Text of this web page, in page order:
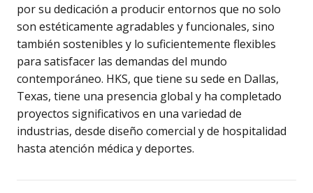
por su dedicación a producir entornos que no solo
son estéticamente agradables y funcionales, sino
también sostenibles y lo suficientemente flexibles
para satisfacer las demandas del mundo
contemporáneo. HKS, que tiene su sede en Dallas,
Texas, tiene una presencia global y ha completado
proyectos significativos en una variedad de
industrias, desde diseño comercial y de hospitalidad
hasta atención médica y deportes.